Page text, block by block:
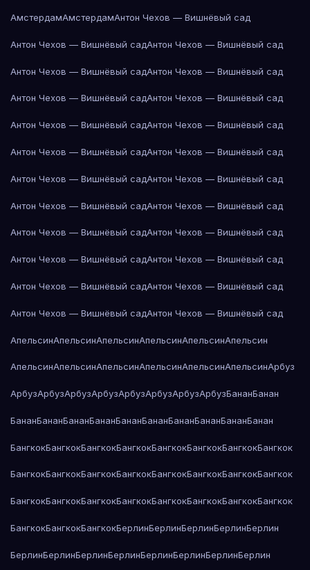
АмстердамАмстердамАнтон Чехов — Вишнёвый сад
Антон Чехов — Вишнёвый садАнтон Чехов — Вишнёвый сад
Антон Чехов — Вишнёвый садАнтон Чехов — Вишнёвый сад
Антон Чехов — Вишнёвый садАнтон Чехов — Вишнёвый сад
Антон Чехов — Вишнёвый садАнтон Чехов — Вишнёвый сад
Антон Чехов — Вишнёвый садАнтон Чехов — Вишнёвый сад
Антон Чехов — Вишнёвый садАнтон Чехов — Вишнёвый сад
Антон Чехов — Вишнёвый садАнтон Чехов — Вишнёвый сад
Антон Чехов — Вишнёвый садАнтон Чехов — Вишнёвый сад
Антон Чехов — Вишнёвый садАнтон Чехов — Вишнёвый сад
Антон Чехов — Вишнёвый садАнтон Чехов — Вишнёвый сад
Антон Чехов — Вишнёвый садАнтон Чехов — Вишнёвый сад
АпельсинАпельсинАпельсинАпельсинАпельсинАпельсин
АпельсинАпельсинАпельсинАпельсинАпельсинАпельсинАрбуз
АрбузАрбузАрбузАрбузАрбузАрбузАрбузАрбузБананБанан
БананБананБананБананБананБананБананБананБананБанан
БангкокБангкокБангкокБангкокБангкокБангкокБангкокБангкок
БангкокБангкокБангкокБангкокБангкокБангкокБангкокБангкок
БангкокБангкокБангкокБангкокБангкокБангкокБангкокБангкок
БангкокБангкокБангкокБерлинБерлинБерлинБерлинБерлин
БерлинБерлинБерлинБерлинБерлинБерлинБерлинБерлин